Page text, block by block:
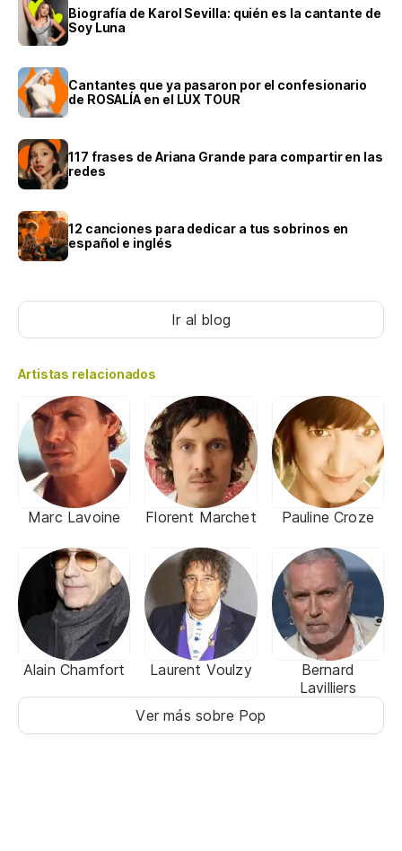
Biografía de Karol Sevilla: quién es la cantante de
Soy Luna
Cantantes que ya pasaron por el confesionario
de ROSALÍA en el LUX TOUR
117 frases de Ariana Grande para compartir en las
redes
12 canciones para dedicar a tus sobrinos en
español e inglés
Ir al blog
Artistas relacionados
Marc Lavoine Florent Marchet Pauline Croze
Alain Chamfort Laurent Voulzy
Bernard
Lavilliers
Ver más sobre Pop